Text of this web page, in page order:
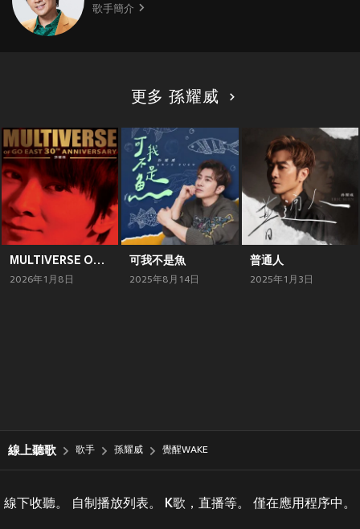
歌手簡介
更多 孫耀威
MULTIVERSE OF CINEPOLY 40TH ANNIVERSARY - 孫耀威
2026年1月8日
可我不是魚
2025年8月14日
普通人
2025年1月3日
線上聽歌 歌手 孫耀威 覺醒WAKE
線下收聽。 自制播放列表。 K歌，直播等。 僅在應用程序中。